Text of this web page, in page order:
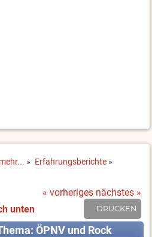
» Erfahrungsberichte »
« vorheriges nächstes »
DRUCKEN
unten
ÖPNV und Rock